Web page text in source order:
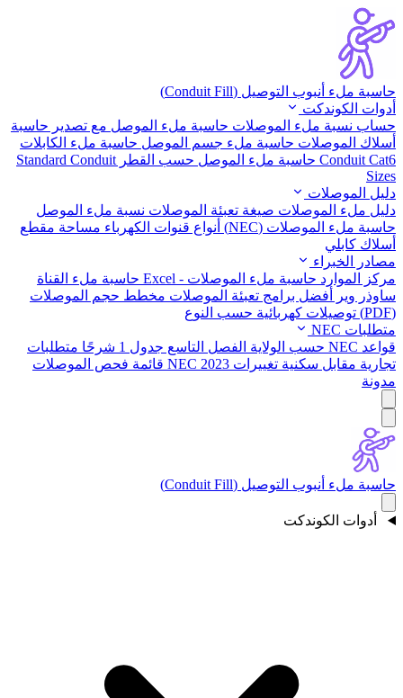
حاسبة ملء أنبوب التوصيل (Conduit Fill)
أدوات الكوندكت
حساب نسبة ملء الموصلات حاسبة ملء الموصل مع تصدير حاسبة
أسلاك الموصلات حاسبة ملء جسم الموصل حاسبة ملء الكابلات
Conduit Cat6 حاسبة ملء الموصل حسب القطر Standard Conduit
Sizes
دليل الموصلات
دليل ملء الموصلات صيغة تعبئة الموصلات نسبة ملء الموصل
حاسبة ملء الموصلات (NEC)
أنواع قنوات الكهرباء مساحة مقطع
أسلاك كابلي
مصادر الخبراء
مركز الموارد حاسبة ملء الموصلات - Excel
حاسبة ملء القناة
ساوذر وير
أفضل برامج تعبئة الموصلات مخطط حجم الموصلات
(PDF)
توصيلات كهربائية حسب النوع
متطلبات NEC
قواعد NEC حسب الولاية
الفصل التاسع جدول 1 شرحًا
متطلبات
تجارية مقابل سكنية تغييرات NEC 2023
قائمة فحص الموصلات
مدونة
حاسبة ملء أنبوب التوصيل (Conduit Fill)
أدوات الكوندكت